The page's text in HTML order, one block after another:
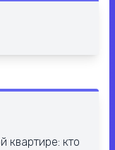
квартире: кто